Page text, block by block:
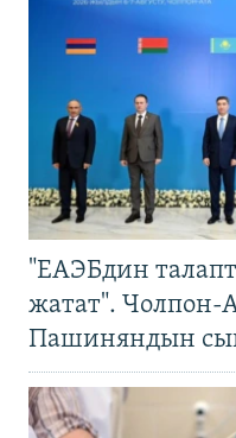
"ЕАЭБдин
жатат". Чолпон-
Пашиняндын